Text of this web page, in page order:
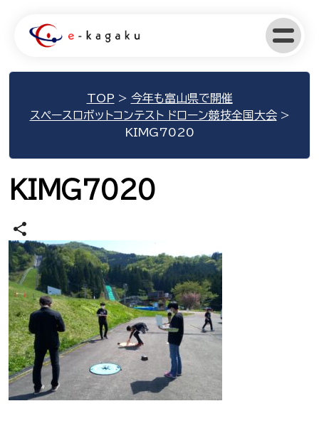
TOP > 今年も富山県で開催
スペースロボットコンテスト ドローン競技全国大会 >
KIMG7020
KIMG7020
share